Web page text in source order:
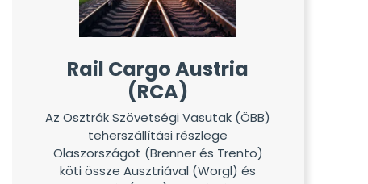
Rail Cargo Austria
(RCA)
Az Osztrák Szövetségi Vasutak (ÖBB)
teherszállítási részlege
Olaszországot (Brenner és Trento)
köti össze Ausztriával (Worgl) és